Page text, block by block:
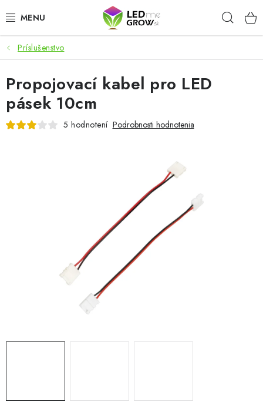
na
AKCIE
LED OSVETLENIE PRE RASTLINY
PESTOVATEĽSKÉ POTREBY
O nákupu
Blog
Obchodné podmienky
Predávané značky
Podmienky o ochrane osobných údajov
Príslušenstvo
Propojovací kabel pro LED
pásek 10cm
5 hodnotení Podrobnosti hodnotenia